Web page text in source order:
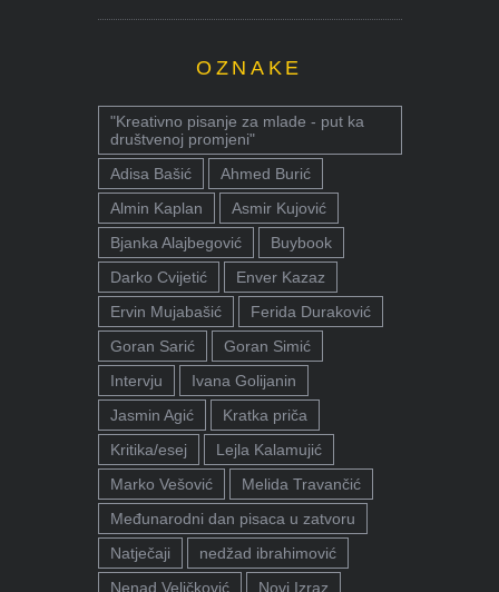
OZNAKE
"Kreativno pisanje za mlade - put ka
društvenoj promjeni"
Adisa Bašić
Ahmed Burić
Almin Kaplan
Asmir Kujović
Bjanka Alajbegović
Buybook
Darko Cvijetić
Enver Kazaz
Ervin Mujabašić
Ferida Duraković
Goran Sarić
Goran Simić
Intervju
Ivana Golijanin
Jasmin Agić
Kratka priča
Kritika/esej
Lejla Kalamujić
Marko Vešović
Melida Travančić
Međunarodni dan pisaca u zatvoru
Natječaji
nedžad ibrahimović
Nenad Veličković
Novi Izraz